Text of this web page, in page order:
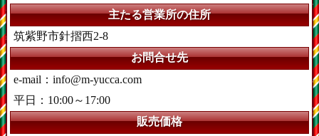
主たる営業所の住所
筑紫野市針摺西2-8
お問合せ先
e-mail：info@m-yucca.com
平日：10:00～17:00
販売価格